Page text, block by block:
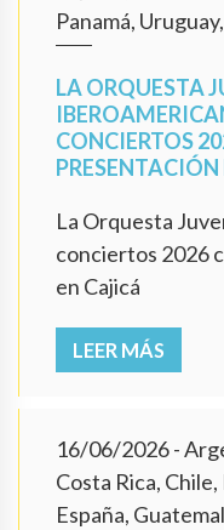
Panamá,
LA ORQUESTA
CONCIERTOS
La Orquesta
conciertos 2026
en Cajicá
LEER MÁS
16/06/2026-
Costa Rica,
España,